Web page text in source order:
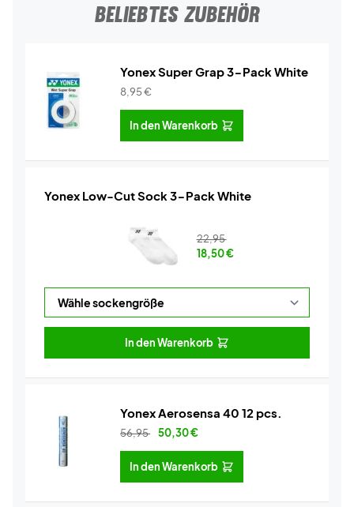
BELIEBTES ZUBEHÖR
Yonex Super Grap 3-Pack White
8,95€
In den Warenkorb
Yonex Low-Cut Sock 3-Pack White
22,95
18,50€
In den Warenkorb
Yonex Aerosensa 40 12 pcs.
56,95 50,30€
In den Warenkorb